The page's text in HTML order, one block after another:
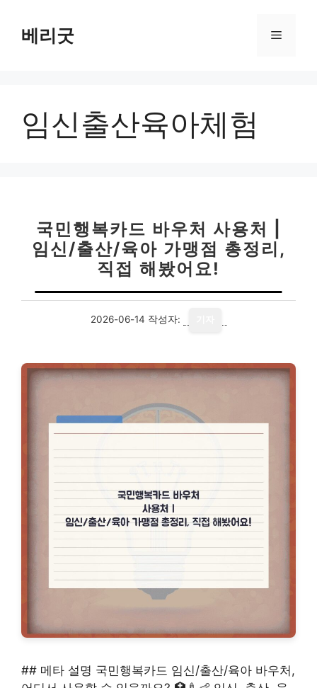
베리굿 메
임신출산육아체험
국민행복카드 바우처 사용처 |
임신/출산/육아 가맹점 총정리,
직접 해봤어요!
2026-06-14 작성자:
## 메타 설명 국민행복카드 임신/출산/육아 바우처,